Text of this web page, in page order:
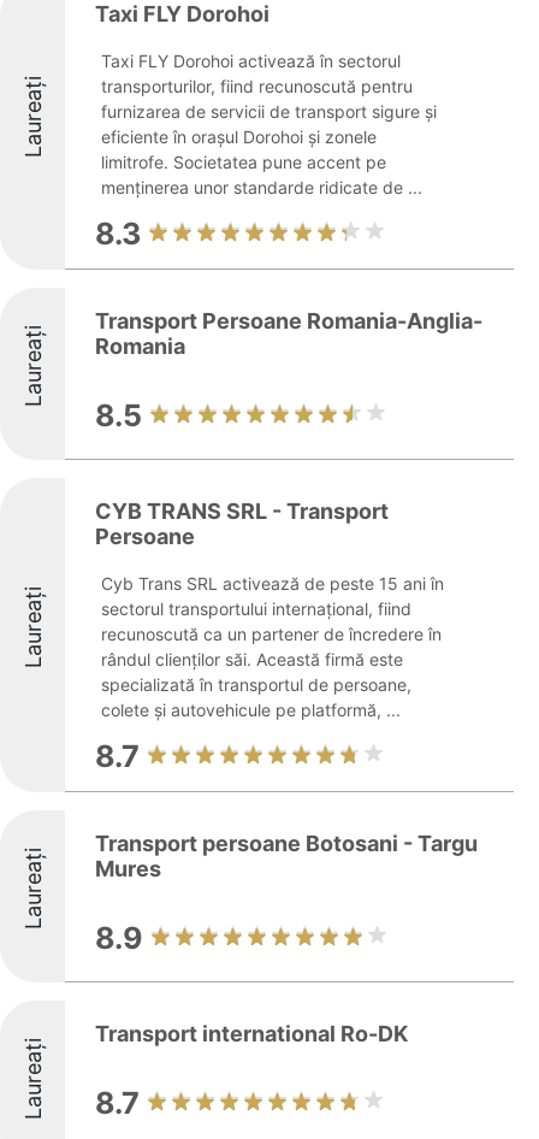
Laureați
Taxi FLY Dorohoi
Taxi FLY Dorohoi activează în sectorul
transporturilor, fiind recunoscută pentru
furnizarea de servicii de transport sigure și
eficiente în orașul Dorohoi și zonele
limitrofe. Societatea pune accent pe
menținerea unor standarde ridicate de ...
8.3
Laureați
Transport Persoane Romania-Anglia-
Romania
8.5
Laureați
CYB TRANS SRL - Transport
Persoane
Cyb Trans SRL activează de peste 15 ani în
sectorul transportului internațional, fiind
recunoscută ca un partener de încredere în
rândul clienților săi. Această firmă este
specializată în transportul de persoane,
colete și autovehicule pe platformă, ...
8.7
Laureați
Transport persoane Botosani - Targu
Mures
8.9
Laureați
Transport international Ro-DK
8.7